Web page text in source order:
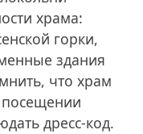
храма:
горки,
здания
что храм
дресс-код.